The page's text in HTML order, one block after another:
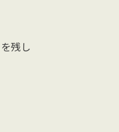
を残し